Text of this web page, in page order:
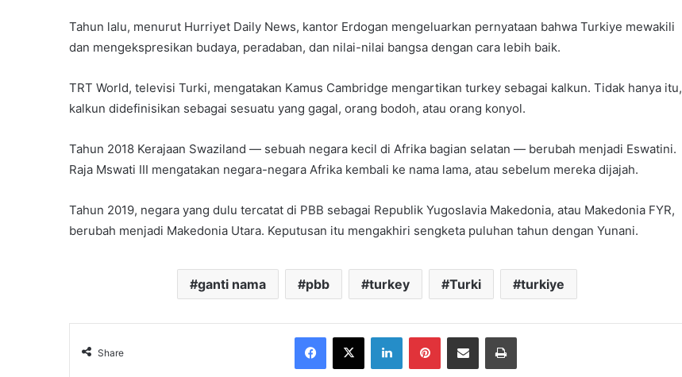
Tahun lalu, menurut Hurriyet Daily News, kantor Erdogan mengeluarkan pernyataan bahwa Turkiye mewakili
dan mengekspresikan budaya, peradaban, dan nilai-nilai bangsa dengan cara lebih baik.
TRT World, televisi Turki, mengatakan Kamus Cambridge mengartikan turkey sebagai kalkun. Tidak hanya itu,
kalkun didefinisikan sebagai sesuatu yang gagal, orang bodoh, atau orang konyol.
Tahun 2018 Kerajaan Swaziland — sebuah negara kecil di Afrika bagian selatan — berubah menjadi Eswatini.
Raja Mswati III mengatakan negara-negara Afrika kembali ke nama lama, atau sebelum mereka dijajah.
Tahun 2019, negara yang dulu tercatat di PBB sebagai Republik Yugoslavia Makedonia, atau Makedonia FYR,
berubah menjadi Makedonia Utara. Keputusan itu mengakhiri sengketa puluhan tahun dengan Yunani.
ganti nama pbb turkey Turki turkiye
Share
Facebook
X LinkedInPinterestShare via Email Print